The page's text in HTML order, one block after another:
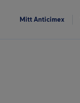
Mitt Anticimex